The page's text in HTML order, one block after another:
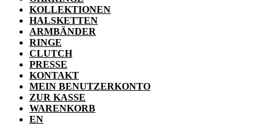
KOLLEKTIONEN
HALSKETTEN
ARMBÄNDER
RINGE
CLUTCH
PRESSE
KONTAKT
MEIN BENUTZERKONTO
ZUR KASSE
WARENKORB
EN